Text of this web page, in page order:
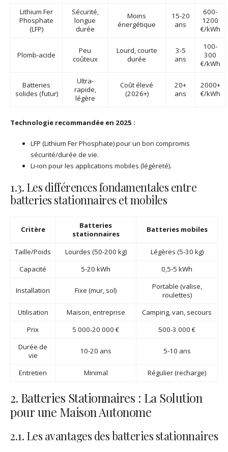
Lithium Fer
Phosphate
(LFP)
Sécurité,
longue
durée
Moins
énergétique
15-20
ans
600-
1200
€/kWh
Plomb-acide
Peu
coûteux
Lourd, courte
durée
3-5
ans
100-
300
€/kWh
Batteries
solides (futur)
Ultra-
rapide,
légère
Coût élevé
(2026+)
20+
ans
2000+
€/kWh
Technologie recommandée en 2025 :
LFP (Lithium Fer Phosphate) pour un bon compromis
sécurité/durée de vie.
Li-ion pour les applications mobiles (légèreté).
1.3. Les différences fondamentales entre
batteries stationnaires et mobiles
Critère
Batteries
stationnaires
Batteries mobiles
Taille/Poids Lourdes (50-200 kg)
Légères (5-30 kg)
Capacité
5-20 kWh 0,5-5 kWh
Installation Fixe (mur, sol)
Portable (valise,
roulettes)
Utilisation
Maison, entreprise
Camping, van, secours
Prix
5 000-20 000 €
500-3 000 €
Durée de
vie
10-20 ans 5-10 ans
Entretien Minimal Régulier (recharge)
2. Batteries Stationnaires : La Solution
pour une Maison Autonome
2.1. Les avantages des batteries stationnaires